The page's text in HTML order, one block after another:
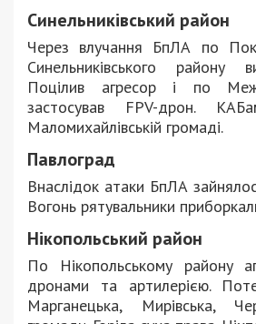
Синельниківський район
Через влучання БпЛА по
Синельниківського району
Поцілив агресор і по
застосував FPV-дрон.
Маломихайлівській громаді.
Павлоград
Внаслідок атаки БпЛА
Вогонь рятувальники
Нікопольський район
По Нікопольському району
дронами та артилерією.
Марганецька, Мирівська,